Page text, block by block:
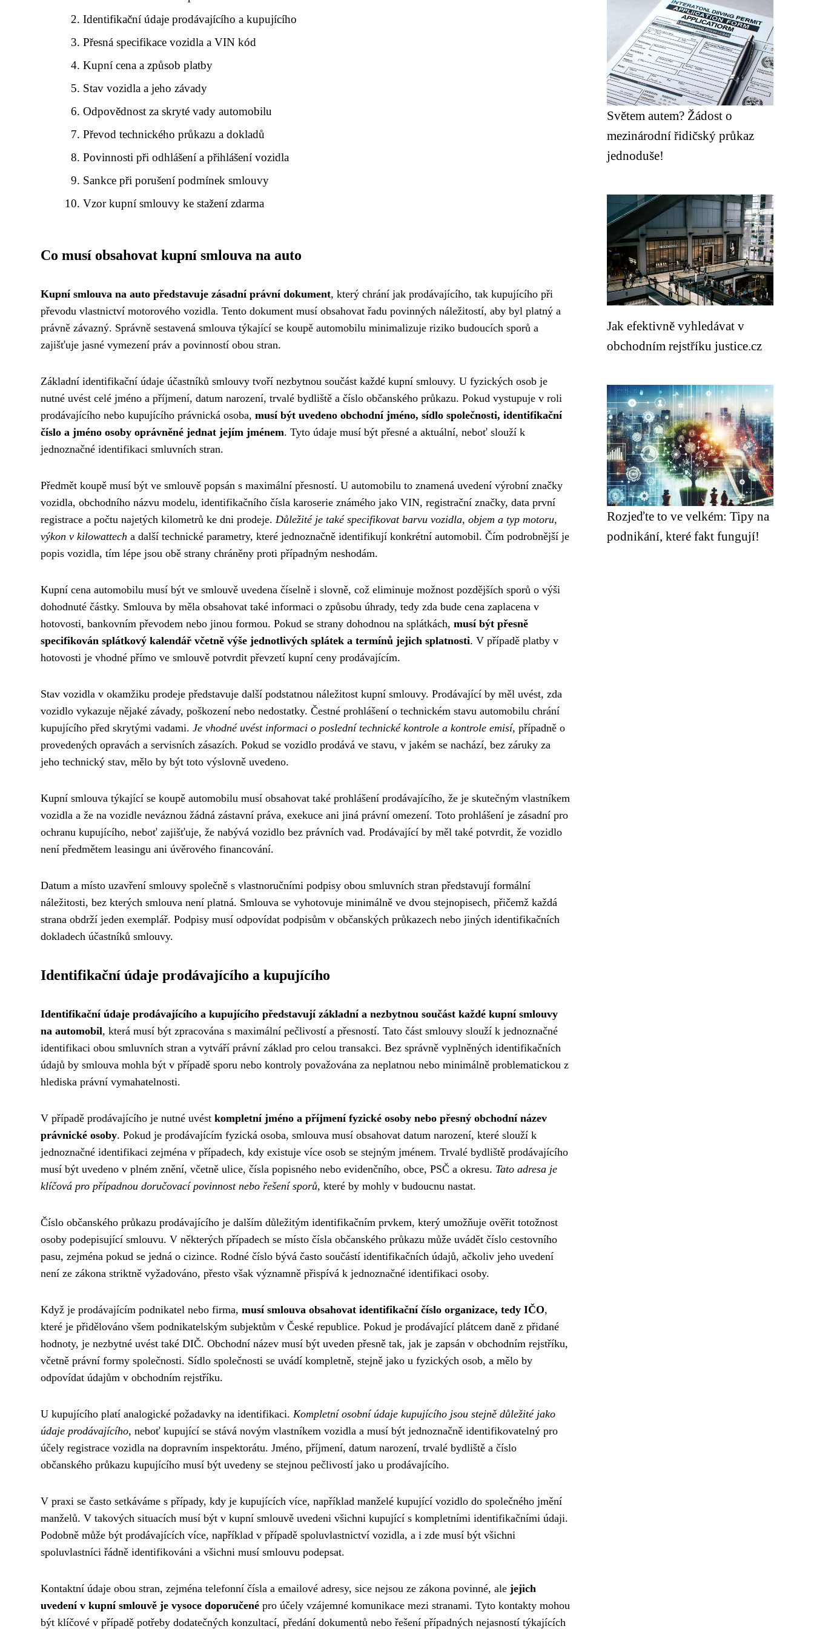
Identifikační údaje prodávajícího a kupujícího
Přesná specifikace vozidla a VIN kód
Kupní cena a způsob platby
Stav vozidla a jeho závady
Odpovědnost za skryté vady automobilu
Převod technického průkazu a dokladů
Povinnosti při odhlášení a přihlášení vozidla
Sankce při porušení podmínek smlouvy
Vzor kupní smlouvy ke stažení zdarma
Co musí obsahovat kupní smlouva na auto
Kupní smlouva na auto představuje zásadní právní dokument, který chrání jak prodávajícího, tak kupujícího při
převodu vlastnictví motorového vozidla. Tento dokument musí obsahovat řadu povinných náležitostí, aby byl platný a
právně závazný. Správně sestavená smlouva týkající se koupě automobilu minimalizuje riziko budoucích sporů a
zajišťuje jasné vymezení práv a povinností obou stran.
Základní identifikační údaje účastníků smlouvy tvoří nezbytnou součást každé kupní smlouvy. U fyzických osob je
nutné uvést celé jméno a příjmení, datum narození, trvalé bydliště a číslo občanského průkazu. Pokud vystupuje v roli
prodávajícího nebo kupujícího právnická osoba, musí být uvedeno obchodní jméno, sídlo společnosti, identifikační
číslo a jméno osoby oprávněné jednat jejím jménem. Tyto údaje musí být přesné a aktuální, neboť slouží k
jednoznačné identifikaci smluvních stran.
Předmět koupě musí být ve smlouvě popsán s maximální přesností. U automobilu to znamená uvedení výrobní značky
vozidla, obchodního názvu modelu, identifikačního čísla karoserie známého jako VIN, registrační značky, data první
registrace a počtu najetých kilometrů ke dni prodeje. Důležité je také specifikovat barvu vozidla, objem a typ motoru,
výkon v kilowattech a další technické parametry, které jednoznačně identifikují konkrétní automobil. Čím podrobnější je
popis vozidla, tím lépe jsou obě strany chráněny proti případným neshodám.
Kupní cena automobilu musí být ve smlouvě uvedena číselně i slovně, což eliminuje možnost pozdějších sporů o výši
dohodnuté částky. Smlouva by měla obsahovat také informaci o způsobu úhrady, tedy zda bude cena zaplacena v
hotovosti, bankovním převodem nebo jinou formou. Pokud se strany dohodnou na splátkách, musí být přesně
specifikován splátkový kalendář včetně výše jednotlivých splátek a termínů jejich splatnosti. V případě platby v
hotovosti je vhodné přímo ve smlouvě potvrdit převzetí kupní ceny prodávajícím.
Stav vozidla v okamžiku prodeje představuje další podstatnou náležitost kupní smlouvy. Prodávající by měl uvést, zda
vozidlo vykazuje nějaké závady, poškození nebo nedostatky. Čestné prohlášení o technickém stavu automobilu chrání
kupujícího před skrytými vadami. Je vhodné uvést informaci o poslední technické kontrole a kontrole emisí, případně o
provedených opravách a servisních zásazích. Pokud se vozidlo prodává ve stavu, v jakém se nachází, bez záruky za
jeho technický stav, mělo by být toto výslovně uvedeno.
Kupní smlouva týkající se koupě automobilu musí obsahovat také prohlášení prodávajícího, že je skutečným vlastníkem
vozidla a že na vozidle neváznou žádná zástavní práva, exekuce ani jiná právní omezení. Toto prohlášení je zásadní pro
ochranu kupujícího, neboť zajišťuje, že nabývá vozidlo bez právních vad. Prodávající by měl také potvrdit, že vozidlo
není předmětem leasingu ani úvěrového financování.
Datum a místo uzavření smlouvy společně s vlastnoručními podpisy obou smluvních stran představují formální
náležitosti, bez kterých smlouva není platná. Smlouva se vyhotovuje minimálně ve dvou stejnopisech, přičemž každá
strana obdrží jeden exemplář. Podpisy musí odpovídat podpisům v občanských průkazech nebo jiných identifikačních
dokladech účastníků smlouvy.
Identifikační údaje prodávajícího a kupujícího
Identifikační údaje prodávajícího a kupujícího představují základní a nezbytnou součást každé kupní smlouvy
na automobil, která musí být zpracována s maximální pečlivostí a přesností. Tato část smlouvy slouží k jednoznačné
identifikaci obou smluvních stran a vytváří právní základ pro celou transakci. Bez správně vyplněných identifikačních
údajů by smlouva mohla být v případě sporu nebo kontroly považována za neplatnou nebo minimálně problematickou z
hlediska právní vymahatelnosti.
V případě prodávajícího je nutné uvést kompletní jméno a příjmení fyzické osoby nebo přesný obchodní název
právnické osoby. Pokud je prodávajícím fyzická osoba, smlouva musí obsahovat datum narození, které slouží k
jednoznačné identifikaci zejména v případech, kdy existuje více osob se stejným jménem. Trvalé bydliště prodávajícího
musí být uvedeno v plném znění, včetně ulice, čísla popisného nebo evidenčního, obce, PSČ a okresu. Tato adresa je
klíčová pro případnou doručovací povinnost nebo řešení sporů, které by mohly v budoucnu nastat.
Číslo občanského průkazu prodávajícího je dalším důležitým identifikačním prvkem, který umožňuje ověřit totožnost
osoby podepisující smlouvu. V některých případech se místo čísla občanského průkazu může uvádět číslo cestovního
pasu, zejména pokud se jedná o cizince. Rodné číslo bývá často součástí identifikačních údajů, ačkoliv jeho uvedení
není ze zákona striktně vyžadováno, přesto však významně přispívá k jednoznačné identifikaci osoby.
Když je prodávajícím podnikatel nebo firma, musí smlouva obsahovat identifikační číslo organizace, tedy IČO,
které je přidělováno všem podnikatelským subjektům v České republice. Pokud je prodávající plátcem daně z přidané
hodnoty, je nezbytné uvést také DIČ. Obchodní název musí být uveden přesně tak, jak je zapsán v obchodním rejstříku,
včetně právní formy společnosti. Sídlo společnosti se uvádí kompletně, stejně jako u fyzických osob, a mělo by
odpovídat údajům v obchodním rejstříku.
U kupujícího platí analogické požadavky na identifikaci. Kompletní osobní údaje kupujícího jsou stejně důležité jako
údaje prodávajícího, neboť kupující se stává novým vlastníkem vozidla a musí být jednoznačně identifikovatelný pro
účely registrace vozidla na dopravním inspektorátu. Jméno, příjmení, datum narození, trvalé bydliště a číslo
občanského průkazu kupujícího musí být uvedeny se stejnou pečlivostí jako u prodávajícího.
V praxi se často setkáváme s případy, kdy je kupujících více, například manželé kupující vozidlo do společného jmění
manželů. V takových situacích musí být v kupní smlouvě uvedeni všichni kupující s kompletními identifikačními údaji.
Podobně může být prodávajících více, například v případě spoluvlastnictví vozidla, a i zde musí být všichni
spoluvlastníci řádně identifikováni a všichni musí smlouvu podepsat.
Kontaktní údaje obou stran, zejména telefonní čísla a emailové adresy, sice nejsou ze zákona povinné, ale jejich
uvedení v kupní smlouvě je vysoce doporučené pro účely vzájemné komunikace mezi stranami. Tyto kontakty mohou
být klíčové v případě potřeby dodatečných konzultací, předání dokumentů nebo řešení případných nejasností týkajících
Světem autem? Žádost o
mezinárodní řidičský průkaz
jednoduše!
Jak efektivně vyhledávat v
obchodním rejstříku justice.cz
Rozjeďte to ve velkém: Tipy na
podnikání, které fakt fungují!